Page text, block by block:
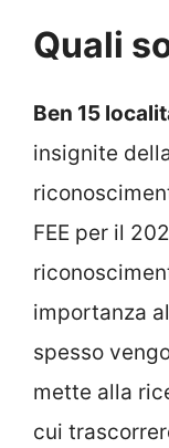
Quali
Ben 15
insignite
FEE per il
importanza
spesso
mette alla
cui